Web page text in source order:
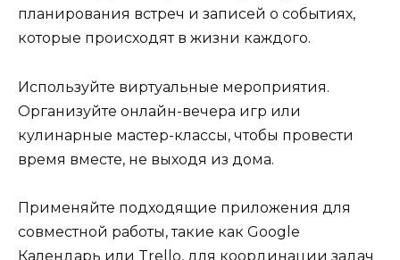
планирования встреч и записей о событиях,
которые происходят в жизни каждого.
Используйте виртуальные мероприятия.
Организуйте онлайн-вечера игр или
кулинарные мастер-классы, чтобы провести
время вместе, не выходя из дома.
Применяйте подходящие приложения для
совместной работы, такие как Google
Календарь или Trello, для координации задач